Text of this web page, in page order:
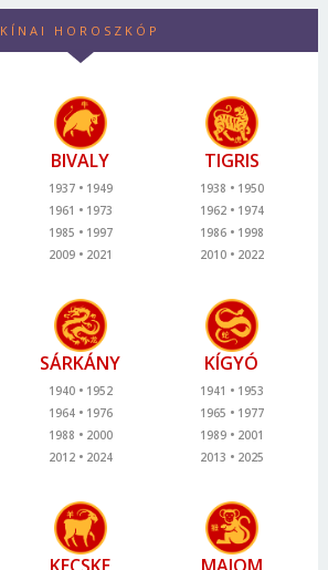
KÍNAI HOROSZKÓP
BIVALY
1937
1949
1961
1973
1985
1997
2009
2021
TIGRIS
1938
1950
1962
1974
1986
1998
2010
2022
SÁRKÁNY
1940
1952
1964
1976
1988
2000
2012
2024
KÍGYÓ
1941
1953
1965
1977
1989
2001
2013
2025